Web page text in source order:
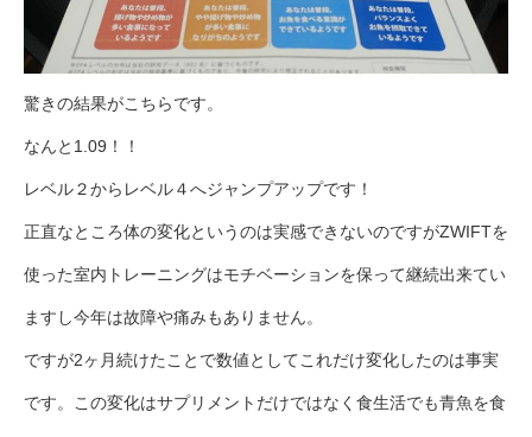
驚きの結果がこちらです。
なんと1.09！！
レベル２からレベル４へジャンプアップです！
正直なところ体の変化というのは実感できないのですがZWIFTを
使った室内トレーニングはモチベーションを保って継続出来てい
ますし今年は故障や痛みもありません。
ですが2ヶ月続けたことで数値としてこれだけ変化したのは事実
です。この変化はサプリメントだけではなく食生活でも青魚を食